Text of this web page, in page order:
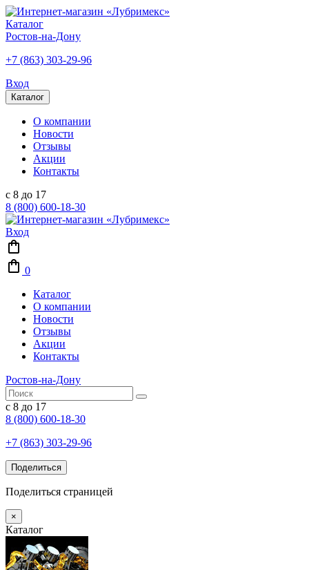
Каталог
Ростов-на-Дону
+7 (863) 303-29-96
Вход
Каталог
О компании
Новости
Отзывы
Акции
Контакты
с 8 до 17
8 (800) 600-18-30
Вход
0
Каталог
О компании
Новости
Отзывы
Акции
Контакты
Ростов-на-Дону
с 8 до 17
8 (800) 600-18-30
+7 (863) 303-29-96
Поделиться
Поделиться страницей
×
Каталог